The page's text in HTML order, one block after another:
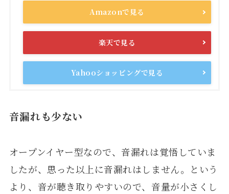
Amazonで見る
楽天で見る
Yahooショッピングで見る
音漏れも少ない
オープンイヤー型なので、音漏れは覚悟していま
したが、思った以上に音漏れはしません。という
より、音が聴き取りやすいので、音量が小さくし